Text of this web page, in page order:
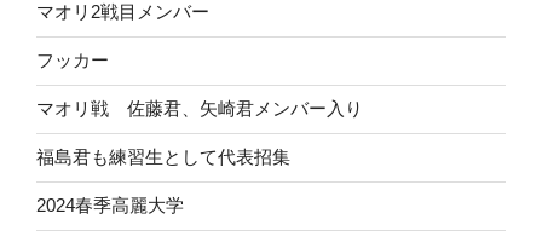
マオリ2戦目メンバー
フッカー
マオリ戦 佐藤君、矢崎君メンバー入り
福島君も練習生として代表招集
2024春季高麗大学